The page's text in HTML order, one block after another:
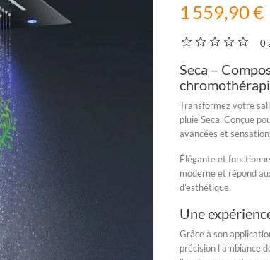
1 559,90 €
0
Seca –
Transformez votre
pluie Seca. Conçue
avancées et
Élégante et
moderne et répond
d’esthétique.
Une
Grâce à son
précision l’ambiance